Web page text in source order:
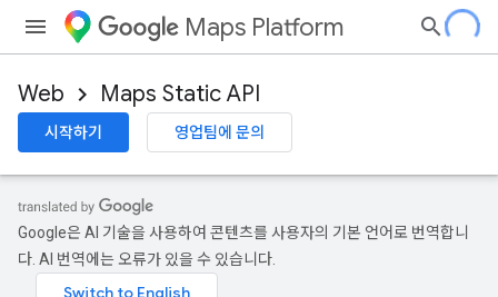
Maps Platform
Web Maps Static API
시작하기 영업팀에 문의
Google은 AI 기술을 사용하여 콘텐츠를 사용자의 기본 언어로 번역합니
다. AI 번역에는 오류가 있을 수 있습니다.